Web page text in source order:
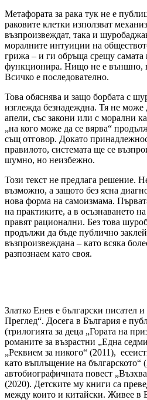
Метафората за рака тук не е
раковите клетки използват
възпроизвеждат, така и
моралните интуиции на
грижа – и ги обръща срещу самата
функционира. Нищо не е външно,
Всичко е последователно.
Това обяснява и защо борбата с
изглежда безнадеждна. Тя не може
апели, със закони или с морални
„на кого може да се вярва“
същ отговор. Докато
правилото, системата ще се
шумно, но неизбежно.
Този текст не предлага решение.
възможно, а защото без ясна
нова форма на самоизмама.
на практиките, а в осъзнаването
правят рационални. Без това
продължи да бъде публично
възпроизвеждана – като всяка
разпознаем като своя.
Златко Енев е български писател
Преглед“. Досега в България е
(трилогията за деца „Гората на
романите за възрастни „Една
„Реквием за никого“ (2011),
като въплъщение на българското“
автобиографичната повест
(2020). Детските му книги са
между които и китайски. Живее в